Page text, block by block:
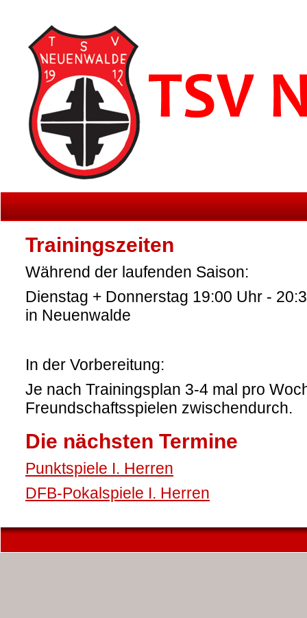
Trainingszeiten
Während der laufenden Saison:
Dienstag + Donnerstag 19:00 Uhr -
in Neuenwalde
In der Vorbereitung:
Je nach Trainingsplan 3-4 mal pro
Freundschaftsspielen zwischendurch.
Die nächsten Termine
Punktspiele I. Herren
DFB-Pokalspiele I. Herren